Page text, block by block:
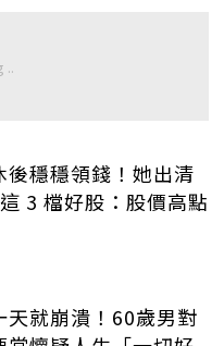
後穩穩領錢！她出清
3 檔好股：股價高點
天就崩潰！60歲男對